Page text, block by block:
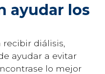
ayudar los
diálisis,
ayudar a evitar
lo mejor